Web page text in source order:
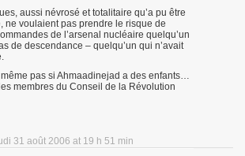
aussi névrosé et totalitaire qu’a pu être
ne voulaient pas prendre le risque de
de l’arsenal nucléaire quelqu’un
de descendance – quelqu’un qui n’avait
même pas si Ahmaadinejad a des enfants…
membres du Conseil de la Révolution
31 août 2006 at 19 h 51 min